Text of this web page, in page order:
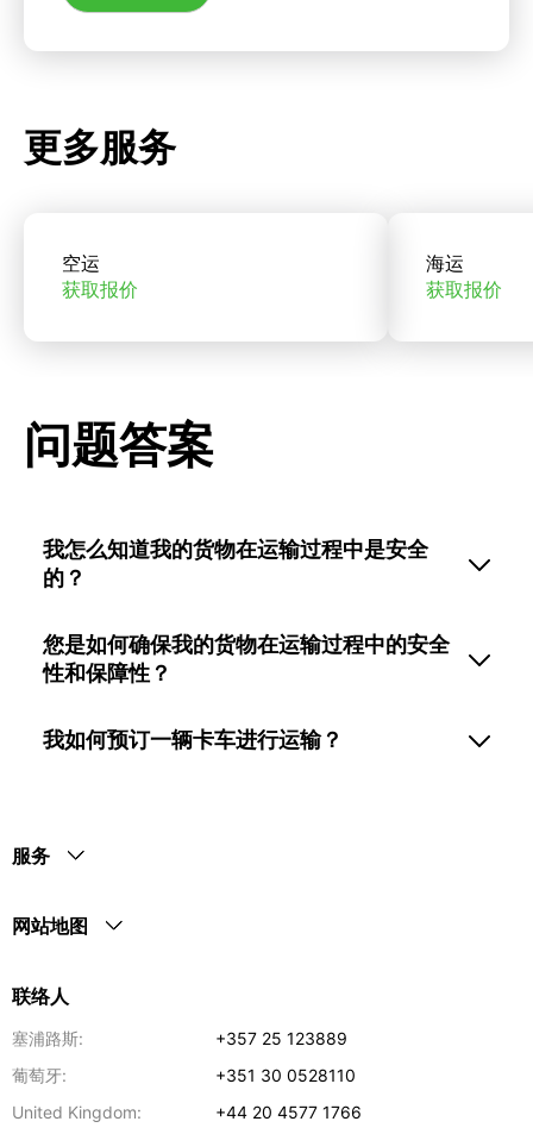
更多服务
空运
获取报价
海运
获取报价
问题答案
我怎么知道我的货物在运输过程中是安全
的？
您是如何确保我的货物在运输过程中的安全
性和保障性？
我如何预订一辆卡车进行运输？
服务
网站地图
联络人
塞浦路斯:
+357 25 123889
葡萄牙:
+351 30 0528110
United Kingdom:
+44 20 4577 1766